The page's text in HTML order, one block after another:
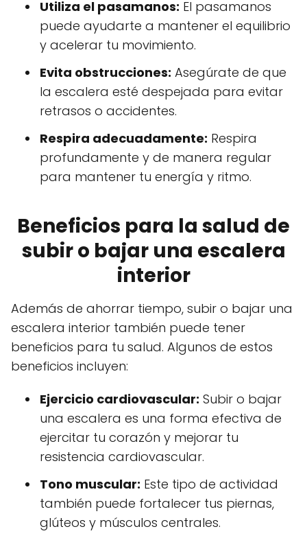
Utiliza el pasamanos: El pasamanos
puede ayudarte a mantener el equilibrio
y acelerar tu movimiento.
Evita obstrucciones: Asegúrate de que
la escalera esté despejada para evitar
retrasos o accidentes.
Respira adecuadamente: Respira
profundamente y de manera regular
para mantener tu energía y ritmo.
Beneficios para la salud de
subir o bajar una escalera
interior
Además de ahorrar tiempo, subir o bajar una
escalera interior también puede tener
beneficios para tu salud. Algunos de estos
beneficios incluyen:
Ejercicio cardiovascular: Subir o bajar
una escalera es una forma efectiva de
ejercitar tu corazón y mejorar tu
resistencia cardiovascular.
Tono muscular: Este tipo de actividad
también puede fortalecer tus piernas,
glúteos y músculos centrales.